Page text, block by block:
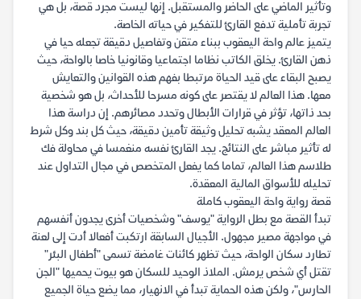
وتأثير الماضي على الحاضر والمستقبل. إنها ليست مجرد قصة، بل هي
تجربة تأملية تدفع القارئ للتفكير في حياته الخاصة.
يتميز عالم واحة اليعقوب ببناء متقن وتفاصيل دقيقة تجعله حيا في
ذهن القارئ. يخلق الكاتب نظاما اجتماعيا وقانونيا خاصا بالواحة، حيث
يصبح البقاء على قيد الحياة مرتبطا بفهم هذه القوانين والتعايش
معها. هذا العالم لا يقتصر على كونه مسرحا للأحداث، بل هو شخصية
بحد ذاتها، تؤثر في قرارات الأبطال وتحدد مصائرهم. إن دراسة هذا
العالم المعقد يشبه تحليل وثيقة تأمين دقيقة، حيث كل بند وكل شرط
له تأثير مباشر على النتائج. يجد القارئ نفسه منغمسا في محاولة فك
طلاسم هذا العالم، تماما كما يفعل المتخصص في مجال التداول عند
تحليله للأسواق المالية المعقدة.
قصة رواية واحة اليعقوب كاملة
تبدأ القصة مع بطل الرواية "يوسف" وشخصيات أخرى يجدون أنفسهم
في مواجهة مصير مجهول. الأجيال السابقة ارتكبت أفعالا أدت إلى لعنة
تطارد سكان الواحة، حيث تظهر كائنات غامضة تسمى "أطفال البئر"
تقتل أي شخص يرمش. الملاذ الوحيد للسكان هو بيوت يحميها "الجن
الحارس"، ولكن هذه الحماية تبدأ في الانهيار، مما يضع حياة الجميع